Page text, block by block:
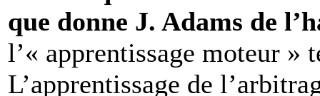
que donne J. Adams de
l’« apprentissage moteur »
L’apprentissage de